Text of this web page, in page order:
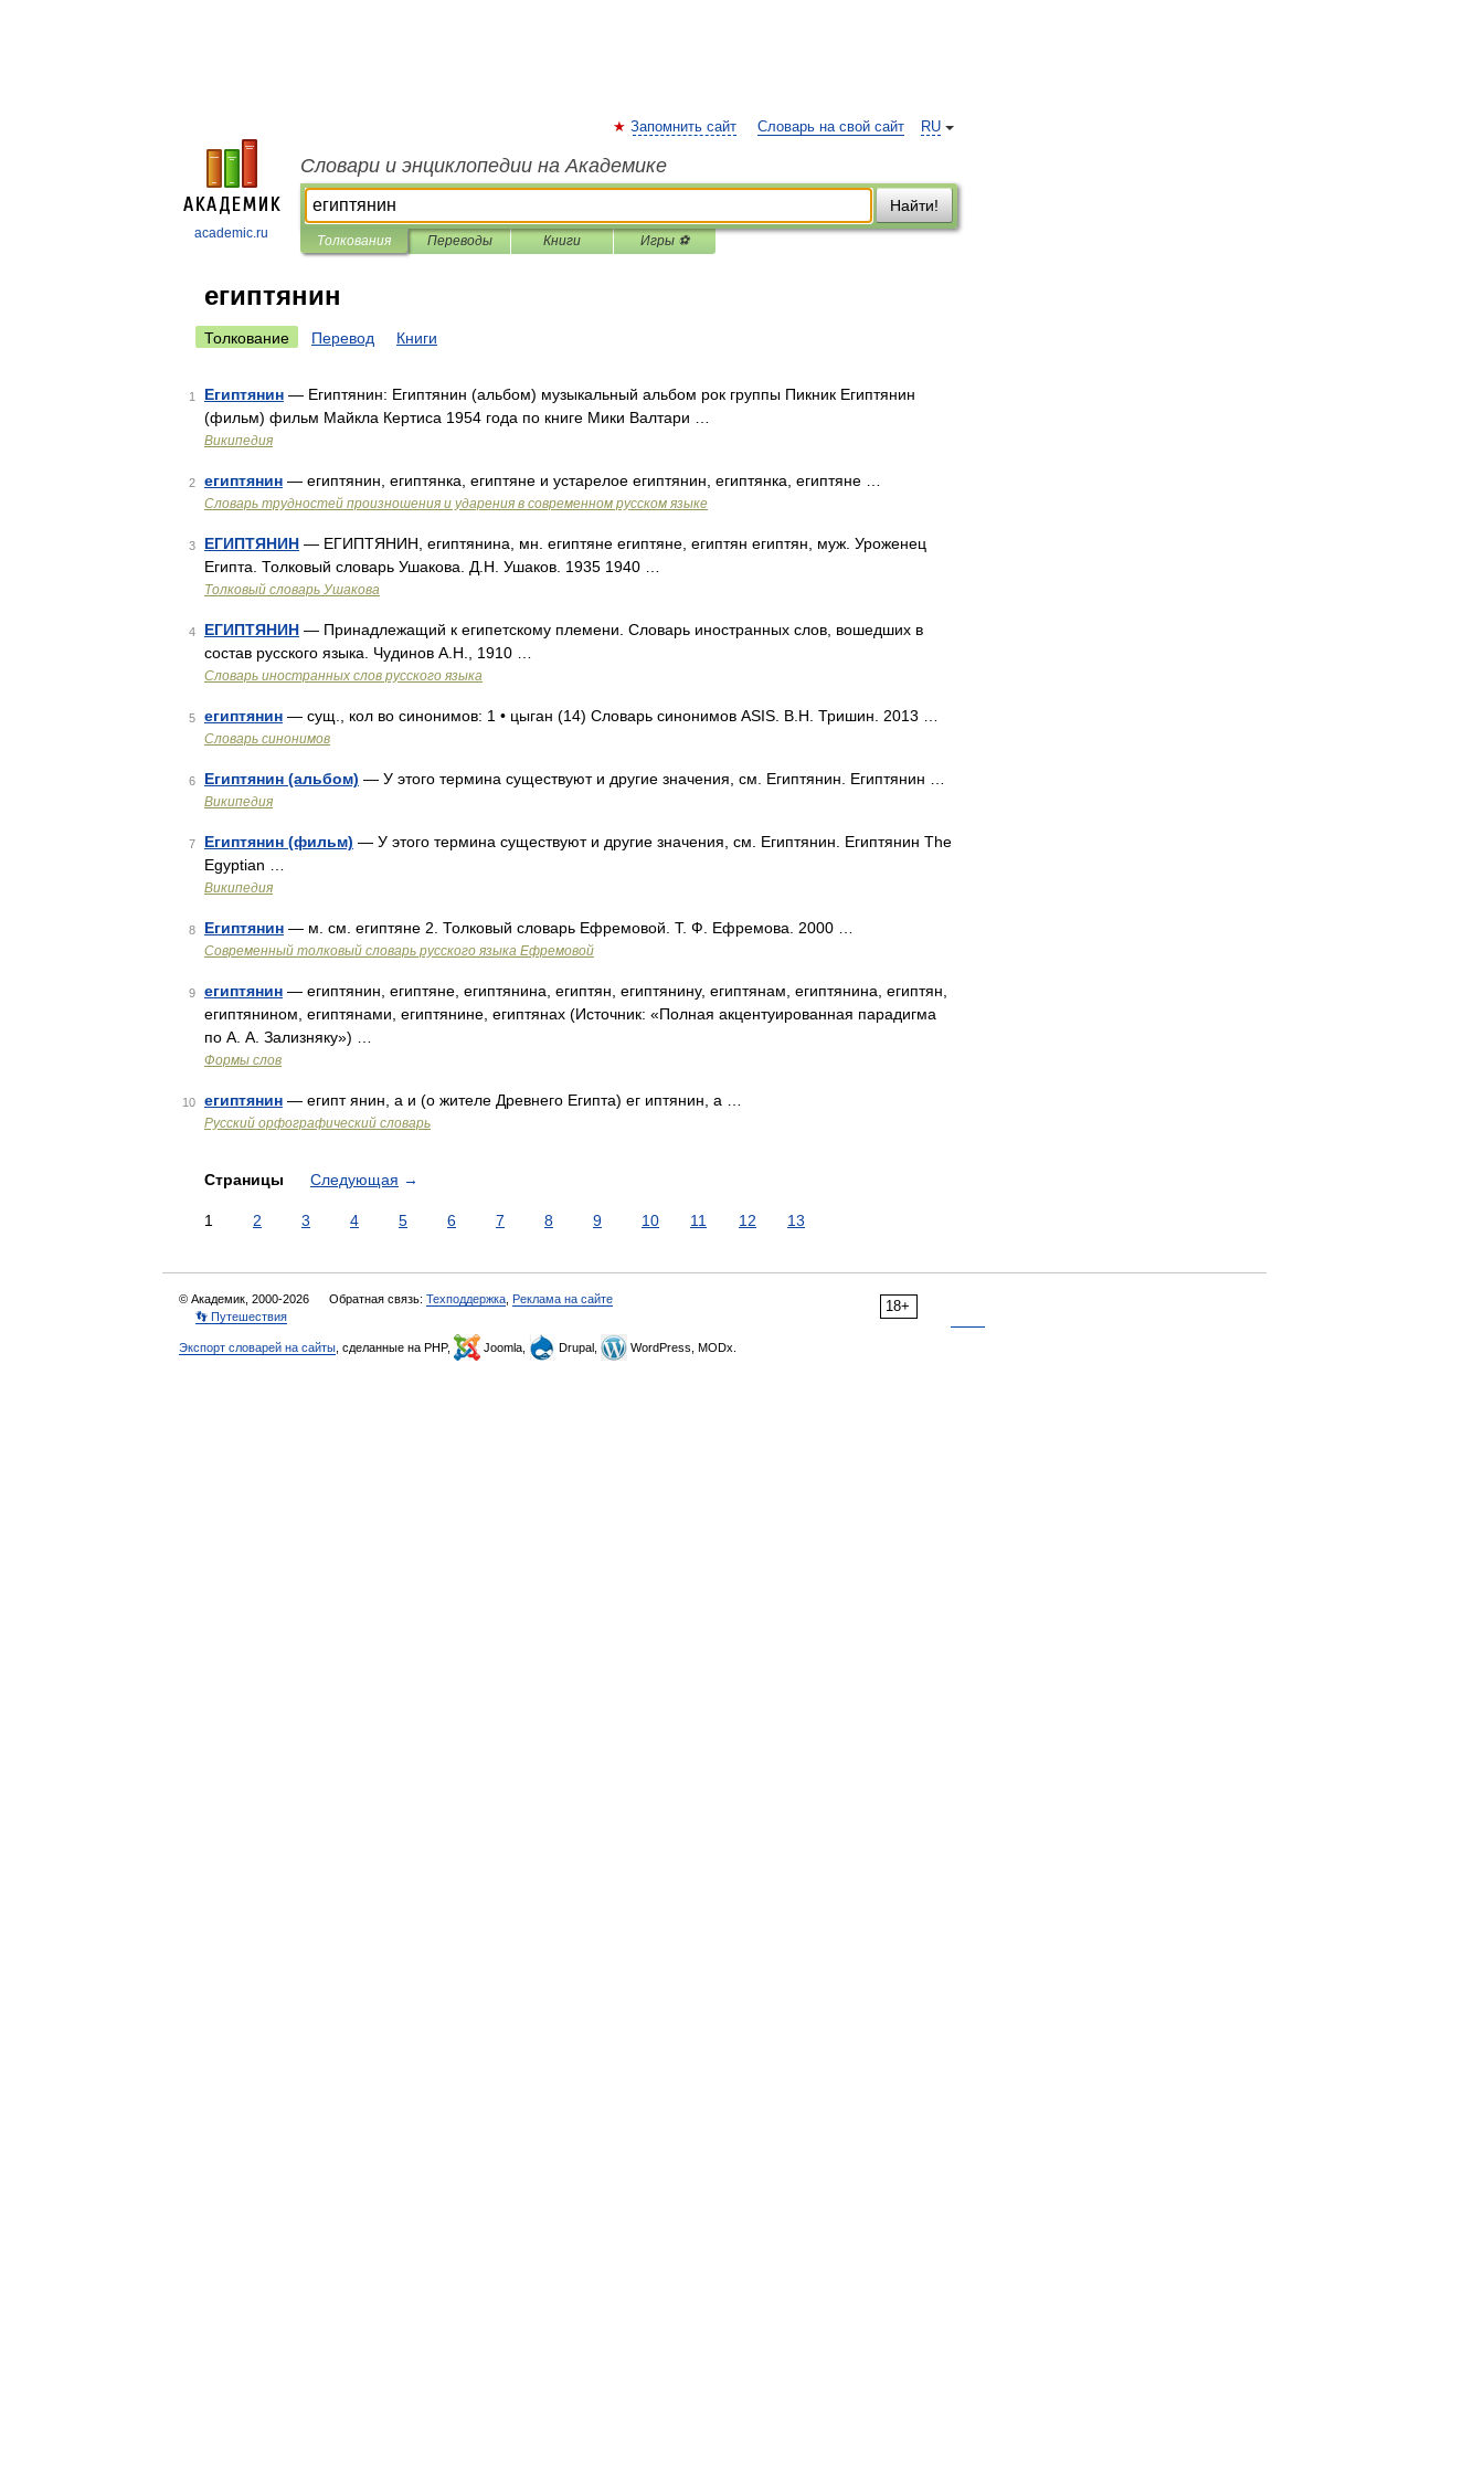
academic.ru
RU
Запомнить сайт Словарь на свой сайт
Словари и энциклопедии на Академике
Найти!
Толкования Переводы Книги Игры ⚽
египтянин
Толкование Перевод Книги
1 Египтянин — Египтянин: Египтянин (альбом) музыкальный альбом рок группы Пикник Египтянин
(фильм) фильм Майкла Кертиса 1954 года по книге Мики Валтари …
Википедия
2 египтянин — египтянин, египтянка, египтяне и устарелое египтянин, египтянка, египтяне …
Словарь трудностей произношения и ударения в современном русском языке
3 ЕГИПТЯНИН — ЕГИПТЯНИН, египтянина, мн. египтяне египтяне, египтян египтян, муж. Уроженец
Египта. Толковый словарь Ушакова. Д.Н. Ушаков. 1935 1940 …
Толковый словарь Ушакова
4 ЕГИПТЯНИН — Принадлежащий к египетскому племени. Словарь иностранных слов, вошедших в
состав русского языка. Чудинов А.Н., 1910 …
Словарь иностранных слов русского языка
5 египтянин — сущ., кол во синонимов: 1 • цыган (14) Словарь синонимов ASIS. В.Н. Тришин. 2013 …
Словарь синонимов
6 Египтянин (альбом) — У этого термина существуют и другие значения, см. Египтянин. Египтянин …
Википедия
7 Египтянин (фильм) — У этого термина существуют и другие значения, см. Египтянин. Египтянин The
Egyptian …
Википедия
8 Египтянин — м. см. египтяне 2. Толковый словарь Ефремовой. Т. Ф. Ефремова. 2000 …
Современный толковый словарь русского языка Ефремовой
9 египтянин — египтянин, египтяне, египтянина, египтян, египтянину, египтянам, египтянина, египтян,
египтянином, египтянами, египтянине, египтянах (Источник: «Полная акцентуированная парадигма
по А. А. Зализняку») …
Формы слов
10 египтянин — египт янин, а и (о жителе Древнего Египта) ег иптянин, а …
Русский орфографический словарь
Страницы Следующая →
1 2 3 4 5 6 7 8 9 10 11 12 13
18+
© Академик, 2000-2026 Обратная связь: Техподдержка Реклама на сайте
👣 Путешествия
Экспорт словарей на сайты , сделанные на PHP, Joomla, Drupal, WordPress, MODx.